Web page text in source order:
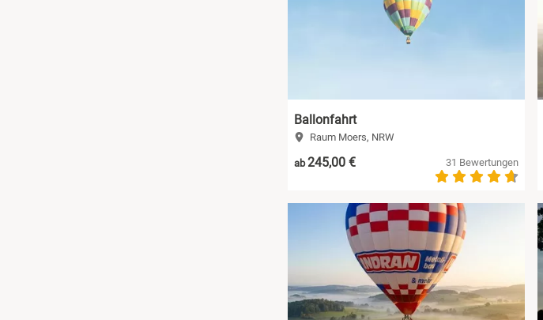
Ballonfahrt
Raum Moers, NRW
ab245,00 € 31 Bewertungen